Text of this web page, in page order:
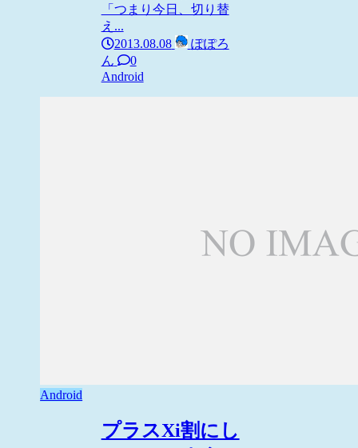
「つまり今日、切り替
え...
2013.08.08
ぽぽろ
ん
0
Android
Android
プラスXi割にし